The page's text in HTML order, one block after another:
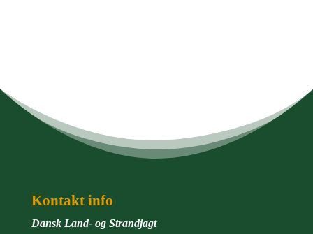
Kontakt info
Dansk Land- og Strandjagt